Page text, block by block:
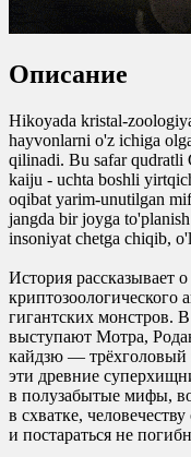
Описание
Hikoyada kristal-
hayvonlarni o'z ichiga
qilinadi. Bu safar qudratli
kaiju - uchta boshli
oqibat yarim-unutilgan
jangda bir joyga
insoniyat chetga chiqib,
История рассказывает
гигантских монстров.
выступают Мотра,
кайдзю — трёхголовый
эти древние
в полузабытые мифы,
в схватке,
и постараться не